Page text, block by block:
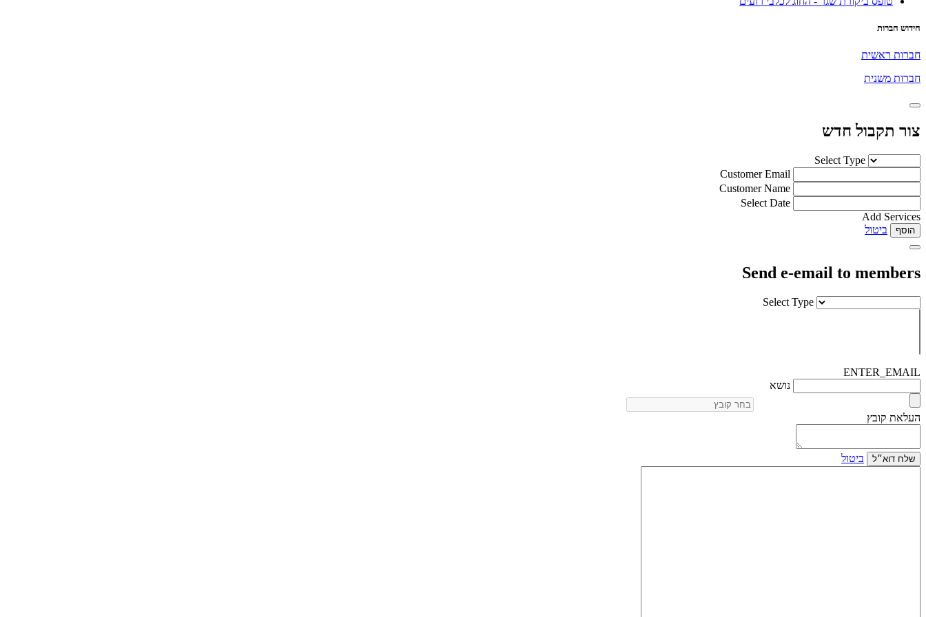
חידוש חברות
חברות ראשית
חברות משנית
צור תקבול חדש
Select Type
Customer Email
Customer Name
Select Date
Add Services
הוסף ביטול
Send e-email to members
Select Type
ENTER_EMAIL
נושא
העלאת קובץ
שלח דוא״ל ביטול